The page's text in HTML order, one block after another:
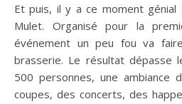
Et puis, il y a ce moment génial
Mulet. Organisé pour la
événement un peu fou va
brasserie. Le résultat dépasse
500 personnes, une ambiance
coupes, des concerts, des